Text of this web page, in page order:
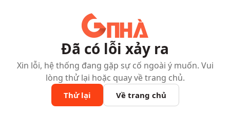
Đã có lỗi xảy ra
Xin lỗi, hệ thống đang gặp sự cố ngoài ý muốn. Vui
lòng thử lại hoặc quay về trang chủ.
Thử lại Về trang chủ